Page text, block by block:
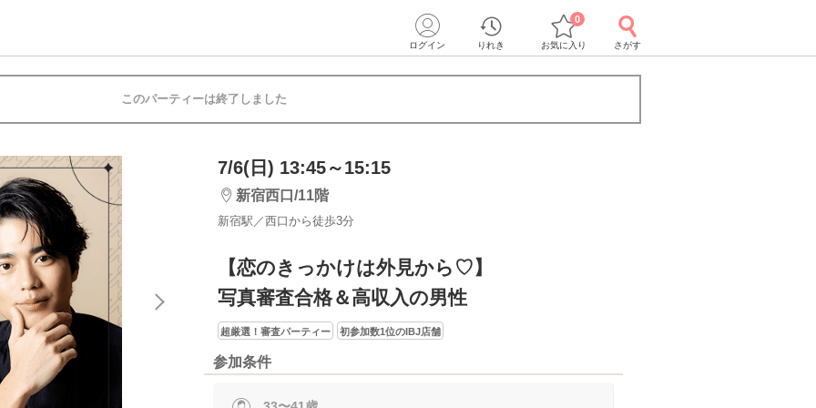
ログイン りれき お気に入り
0
さがす
このパーティーは終了しました
7/6(日) 13:45～15:15
新宿西口/11階
新宿駅／西口から徒歩3分
【恋のきっかけは外見から♡】
写真審査合格＆高収入の男性
超厳選！審査パーティー 初参加数1位のIBJ店舗
参加条件